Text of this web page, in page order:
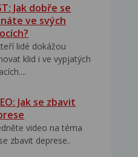
Jak dobře se
ve svých
lidé dokážou
klid i ve vypjatých
Jak se zbavit
video na téma
zbavit deprese..